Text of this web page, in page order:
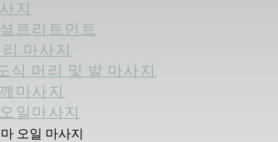
지
트리트먼트
마사지
식 머리 및 발 마사지
마사지
일마사지
오일 마사지